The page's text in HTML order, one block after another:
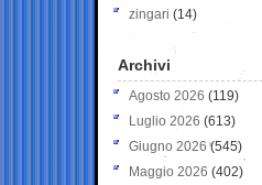
zingari (14)
Archivi
Agosto 2026 (119)
Luglio 2026 (613)
Giugno 2026 (545)
Maggio 2026 (402)